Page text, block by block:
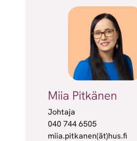
Miia Pitkänen
Johtaja
040 744 6505
miia.pitkanen(ät)hus.fi